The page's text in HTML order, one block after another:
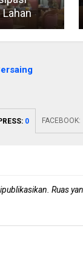
0 FACEBOOK:
Ruas